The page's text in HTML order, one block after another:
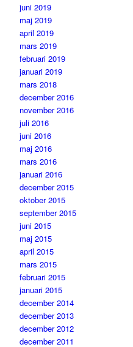
juni 2019
maj 2019
april 2019
mars 2019
februari 2019
januari 2019
mars 2018
december 2016
november 2016
juli 2016
juni 2016
maj 2016
mars 2016
januari 2016
december 2015
oktober 2015
september 2015
juni 2015
maj 2015
april 2015
mars 2015
februari 2015
januari 2015
december 2014
december 2013
december 2012
december 2011